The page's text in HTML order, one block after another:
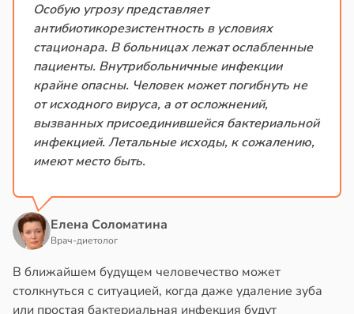
Особую угрозу представляет
антибиотикорезистентность в условиях
стационара. В больницах лежат ослабленные
пациенты. Внутрибольничные инфекции
крайне опасны. Человек может погибнуть не
от исходного вируса, а от осложнений,
вызванных присоединившейся бактериальной
инфекцией. Летальные исходы, к сожалению,
имеют место быть.
Елена Соломатина
Врач-диетолог
В ближайшем будущем человечество может
столкнуться с ситуацией, когда даже удаление зуба
или простая бактериальная инфекция будут